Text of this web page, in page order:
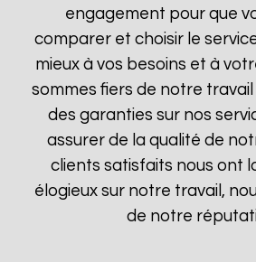
engagement pour que
comparer et choisir le
mieux à vos besoins et à
sommes fiers de notre
des garanties sur nos
assurer de la qualité de
clients satisfaits nous ont
élogieux sur notre travail,
de notre